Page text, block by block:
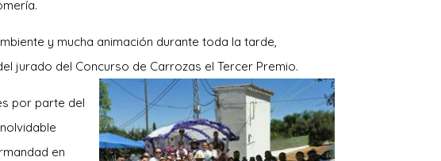
y mucha animación durante toda la tarde,
jurado del Concurso de Carrozas el Tercer Premio.
por parte del
en